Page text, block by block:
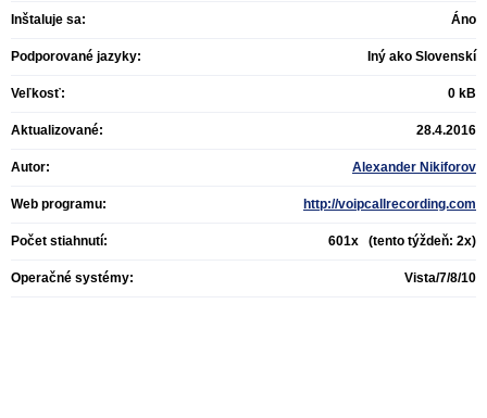
Inštaluje sa: Áno
Podporované jazyky: Iný ako Slovenskí
Veľkosť: 0 kB
Aktualizované: 28.4.2016
Autor: Alexander Nikiforov
Web programu: http://voipcallrecording.com
Počet stiahnutí: 601x (tento týždeň: 2x)
Operačné systémy: Vista/7/8/10